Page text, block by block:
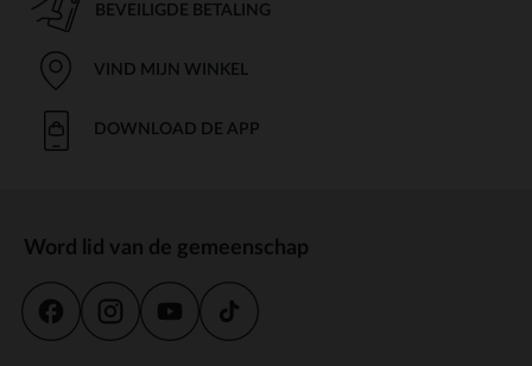
BEVEILIGDE BETALING
VIND MIJN WINKEL
DOWNLOAD DE APP
Word lid van de gemeenschap